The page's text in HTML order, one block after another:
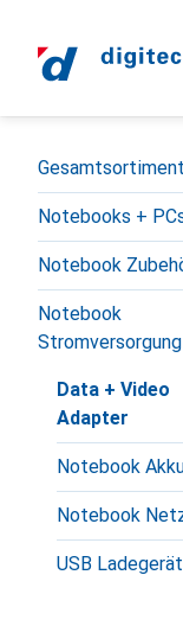
Navigation nach
Gesamtsortiment
Notebooks +
Notebook
Notebook
Stromversorgung
Data + Video
Adapter
Notebook
Notebook
USB Ladegerät